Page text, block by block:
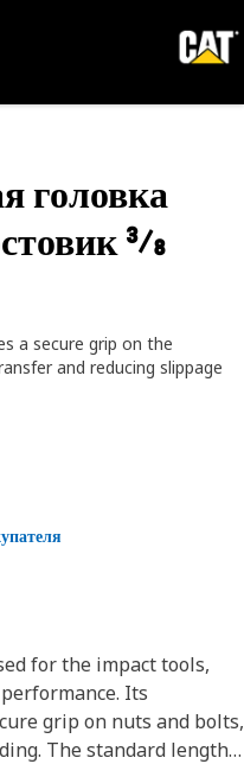
головка
3⁄8
a secure grip on the
and reducing slippage
for the impact tools,
Its
grip on nuts and bolts,
The standard length